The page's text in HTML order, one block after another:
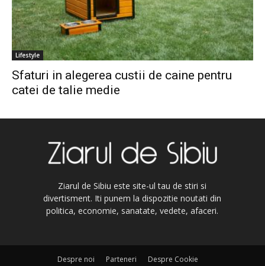
Lifestyle
Sfaturi in alegerea custii de caine pentru
catei de talie medie
Ziarul de Sibiu este site-ul tau de stiri si
divertisment. Iti punem la dispozitie noutati din
politica, economie, sanatate, vedete, afaceri.
Despre noi Parteneri Despre Cookie